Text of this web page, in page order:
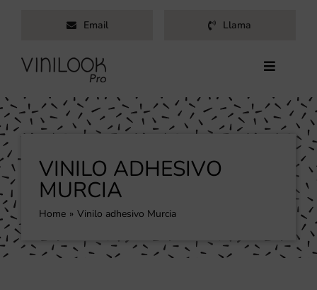
contenido
Email Llama
Toggle
Inicio
Servicios
Productos
Trabajos
Blog
Contacto
VINILO ADHESIVO
MURCIA
Home Vinilo adhesivo Murcia